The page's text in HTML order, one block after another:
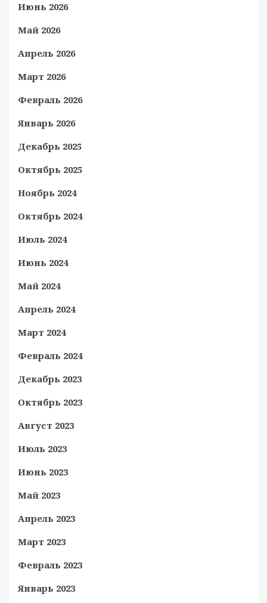
Июнь 2026
Май 2026
Апрель 2026
Март 2026
Февраль 2026
Январь 2026
Декабрь 2025
Октябрь 2025
Ноябрь 2024
Октябрь 2024
Июль 2024
Июнь 2024
Май 2024
Апрель 2024
Март 2024
Февраль 2024
Декабрь 2023
Октябрь 2023
Август 2023
Июль 2023
Июнь 2023
Май 2023
Апрель 2023
Март 2023
Февраль 2023
Январь 2023